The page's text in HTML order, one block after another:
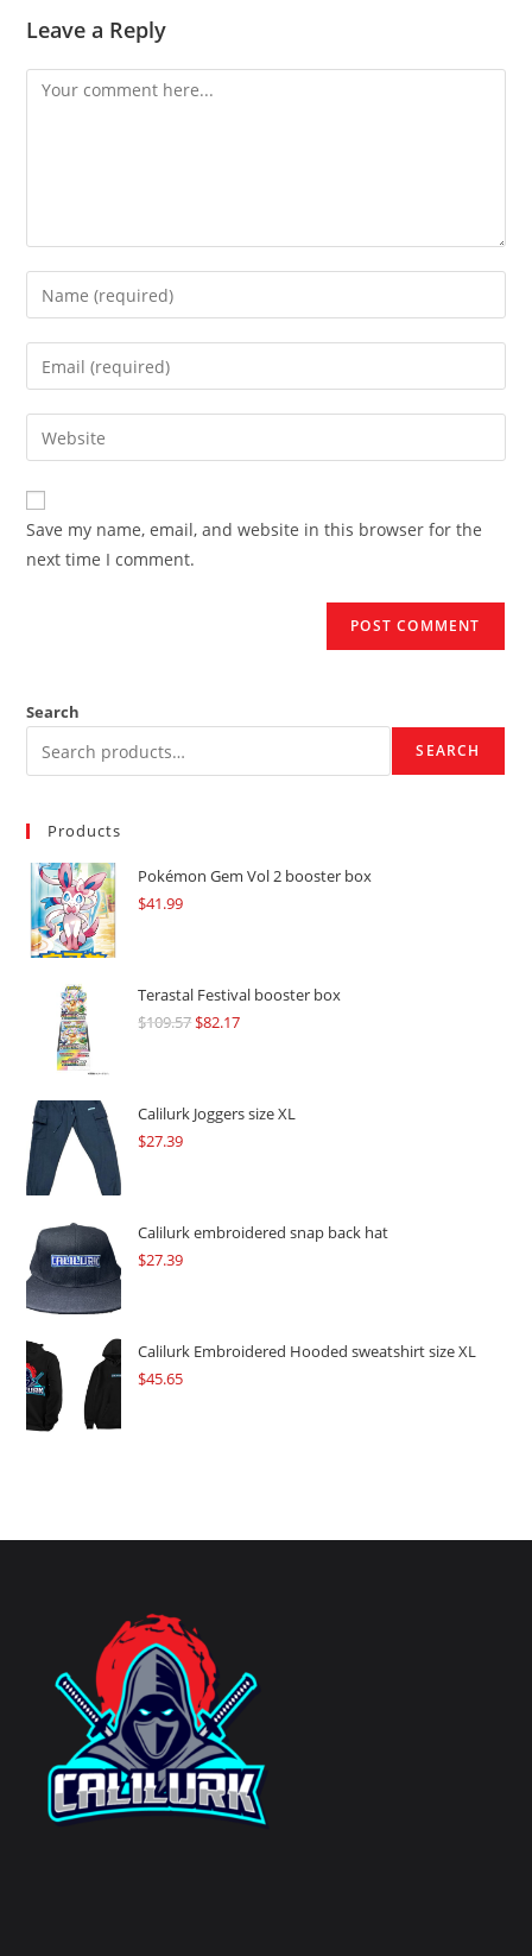
Leave a Reply
Comment
Enter
your
name
comment
Enter
your
email
address
comment
Enter
your
website
URL
(optional)
Save my name, email, and website in this browser for the
next time I comment.
Search
SEARCH
Products
Pokémon Gem Vol 2 booster box
$41.99
Terastal Festival booster box
$109.57Original
$109.57.
$82.17Current
$82.17.
Calilurk Joggers size XL
$27.39
Calilurk embroidered snap back hat
$27.39
Calilurk Embroidered Hooded sweatshirt size XL
$45.65